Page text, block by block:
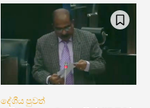
දේශීය පුවත්